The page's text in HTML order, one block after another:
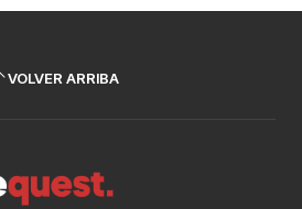
VOLVER ARRIBA